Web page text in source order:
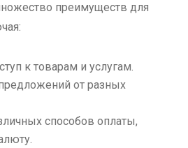
преимуществ для
к товарам и услугам.
от разных
способов оплаты,